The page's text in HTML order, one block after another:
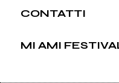
CONTATTI
MI AMI